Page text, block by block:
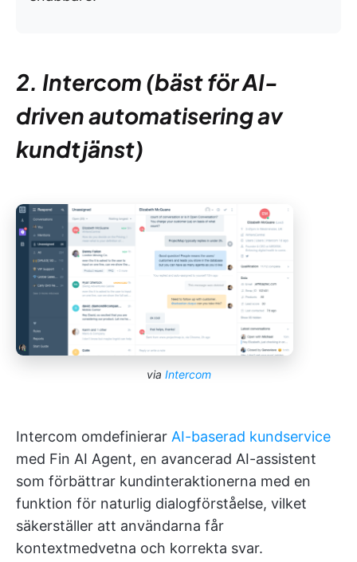
2. Intercom (bäst för AI-
driven automatisering av
kundtjänst)
via Intercom
Intercom omdefinierar AI-baserad kundservice
med Fin AI Agent, en avancerad AI-assistent
som förbättrar kundinteraktionerna med en
funktion för naturlig dialogförståelse, vilket
säkerställer att användarna får
kontextmedvetna och korrekta svar.